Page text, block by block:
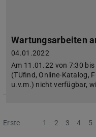
Wartungsarbeiten
04.01.2022
Am 11.01.22 von 7:30
(TUfind, Online-Katalog,
u.v.m.) nicht verfügbar,
Erste Vorherige
1 2 3 4 5